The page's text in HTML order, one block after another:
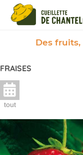
Des
FRAISES
tout
Panneau de gestion